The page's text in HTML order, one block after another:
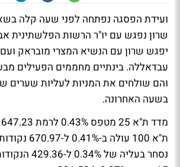
ועידת הפסגה נפתחה לפני שעה קלה
שרון נפגש עם יו"ר הרשות הפלשתינית
יפגש שרון עם הנשיא המצרי מובראק
עבדאללה. בינתיים מחממים הפעילים
והם שולחים את המניות לעליות שערים
בשעה האחרונה.
נסחר בעליה של